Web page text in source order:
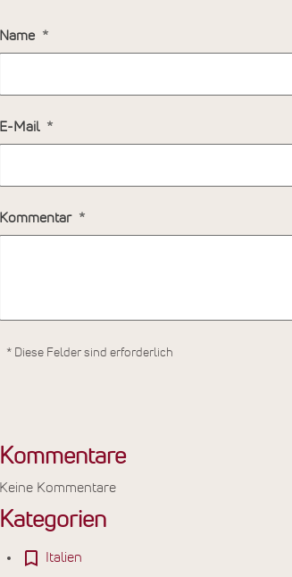
Name
E-Mail
Kommentar
* Diese Felder sind erforderlich
Kommentare
Keine Kommentare
Kategorien
Italien